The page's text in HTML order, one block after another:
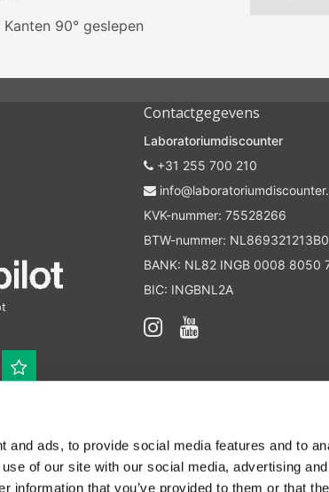
and ads, to provide social media features and to
of our site with our social media, advertising
information that you’ve provided to them or that
90° geslepen
Contactgegevens
Laboratoriumdiscounter
+31 255 700 210
KVK-nummer: 75528266
BTW-nummer:
BANK: NL82 INGB 0008 8050
BIC: INGBNL2A
worden en zijn enkel ter educatie en/of
toepassen van eventuele nationale en